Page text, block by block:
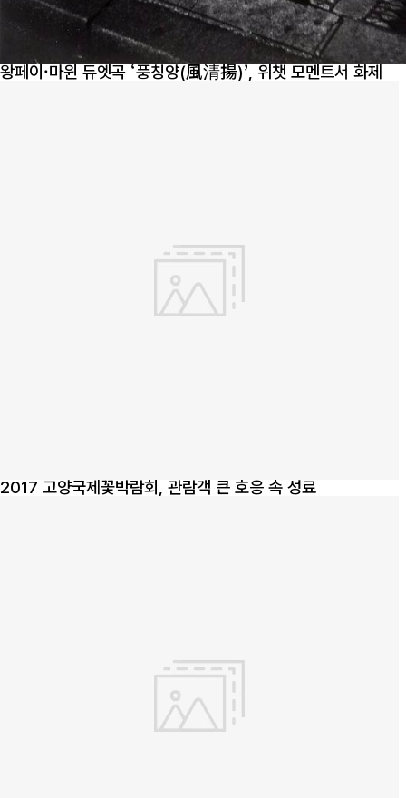
왕페이·마윈 듀엣곡 ‘풍칭양(風清揚)’, 위챗 모멘트서 화제
2017 고양국제꽃박람회, 관람객 큰 호응 속 성료